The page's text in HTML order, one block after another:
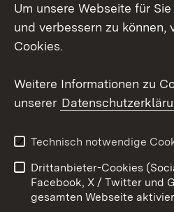
Social Wall
Barrierefreiheit
Impressum
Um unsere Webseite für
und verbessern zu können,
Cookies.
Weitere Informationen zu
unserer
Technisch notwendige
Drittanbieter-Cookies
Facebook, X / Twitter und
gesamten Webseite